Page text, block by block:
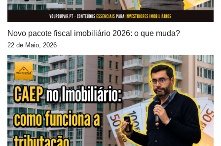
Novo pacote fiscal imobiliário 2026: o que muda?
22 de Maio, 2026